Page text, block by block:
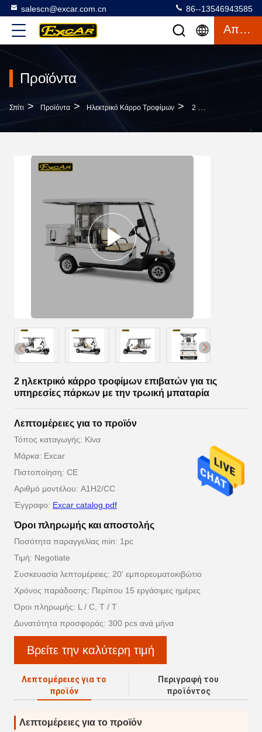
salescn@excar.com.cn 86--13546943585
Απόσπασμα
Προϊόντα
Σπίτι > Προϊόντα > Ηλεκτρικό Κάρρο Τροφίμων > 2 Ηλεκτρικό Κάρρο Τροφίμων Επιβατών Για Τις Υπηρεσίες Πάρκων Με Την Τρωική Μπαταρία
2 ηλεκτρικό κάρρο τροφίμων επιβατών για τις
υπηρεσίες πάρκων με την τρωική μπαταρία
Λεπτομέρειες για το προϊόν
Τόπος καταγωγής: Κίνα
Μάρκα: Excar
Πιστοποίηση: CE
Αριθμό μοντέλου: A1H2/CC
Έγγραφο: Excar catalog.pdf
Όροι πληρωμής και αποστολής
Ποσότητα παραγγελίας min: 1pc
Τιμή: Negotiate
Συσκευασία λεπτομέρειες: 20' εμπορευματοκιβώτιο
Χρόνος παράδοσης: Περίπου 15 εργάσιμες ημέρες
Όροι πληρωμής: L / C, T / T
Δυνατότητα προσφοράς: 300 pcs ανά μήνα
Βρείτε την καλύτερη τιμή
Λεπτομέρειες για το
προϊόν
Περιγραφή του
προϊόντος
Λεπτομέρειες για το προϊόν